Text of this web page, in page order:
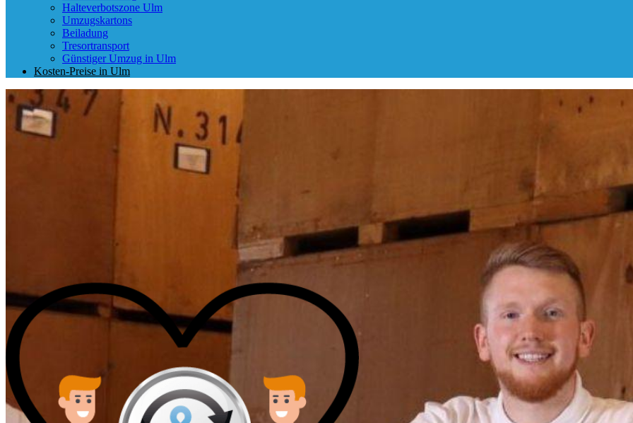
Halteverbotszone Ulm
Umzugskartons
Beiladung
Tresortransport
Günstiger Umzug in Ulm
Kosten-Preise in Ulm